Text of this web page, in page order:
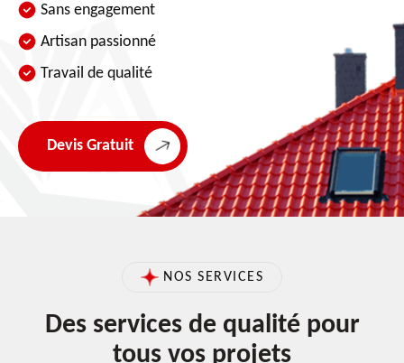
Sans engagement
Artisan passionné
Travail de qualité
Devis Gratuit
NOS SERVICES
Des services de qualité pour
tous vos projets